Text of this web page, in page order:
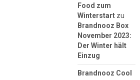
Food zum
Winterstartzu
Brandnooz Box
November 2023:
Der Winter hält
Einzug
Brandnooz Cool